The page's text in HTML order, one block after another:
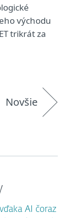
východu
trikrát za
Novšie
AI čoraz